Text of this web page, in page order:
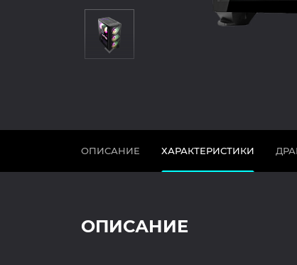
ОПИСАНИЕ ХАРАКТЕРИСТИКИ
ОПИСАНИЕ